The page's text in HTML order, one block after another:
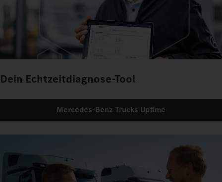
Dein Echtzeitdiagnose-Tool
Mercedes‑Benz Trucks Uptime